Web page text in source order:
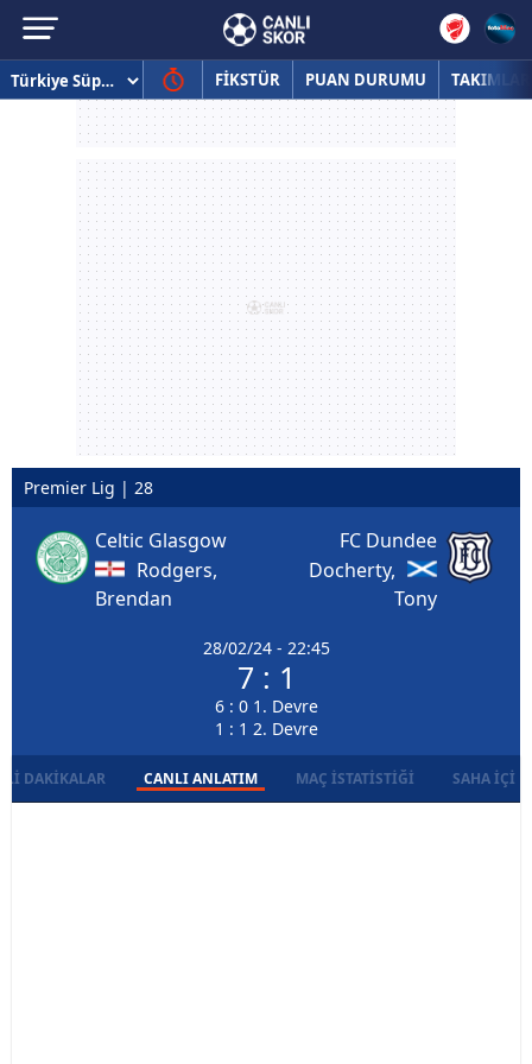
FİKSTÜR PUAN DURUMU TAKIMLAR
Premier Lig | 28
Celtic Glasgow
Rodgers,
Brendan
28/02/24 - 22:45
7 : 1
6 : 0 1. Devre
1 : 1 2. Devre
FC Dundee
Docherty,
Tony
DAKIKALAR CANLI ANLATIM MAÇ İSTATISTIĞI SAHA İÇI